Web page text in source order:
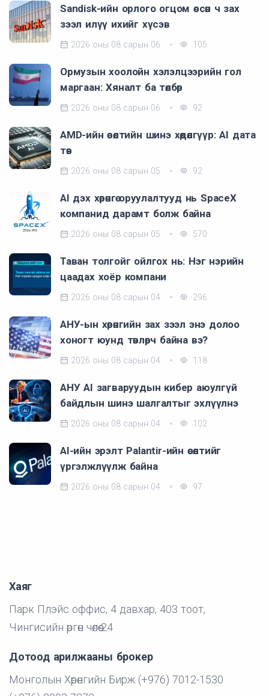
Sandisk-ийн орлого огцом өссөн ч зах
зээл илүү ихийг хүсэв
2026 оны 08 сарын 06 105
Ормузын хоолойн хэлэлцээрийн гол
маргаан: Хяналт ба төлбөр
2026 оны 08 сарын 06 92
AMD-ийн өсөлтийн шинэ хөдөлгүүр: AI дата
төв
2026 оны 08 сарын 05 92
AI дэх хөрөнгө оруулалтууд нь SpaceX
компанид дарамт болж байна
2026 оны 08 сарын 05 570
Таван толгойг ойлгох нь: Нэг нэрийн
цаадах хоёр компани
2026 оны 08 сарын 04 296
АНУ-ын хөрөнгийн зах зээл энэ долоо
хоногт юунд төвлөрч байна вэ?
2026 оны 08 сарын 04 118
АНУ AI загваруудын кибер аюулгүй
байдлын шинэ шалгалтыг эхлүүлнэ
2026 оны 08 сарын 04 102
AI-ийн эрэлт Palantir-ийн өсөлтийг
үргэлжлүүлж байна
2026 оны 08 сарын 04 97
Хаяг
Парк Плэйс оффис, 4 давхар, 403 тоот,
Чингисийн өргөн чөлөө-24
Дотоод арилжааны брокер
Монголын Хөрөнгийн Бирж (+976) 7012-1530